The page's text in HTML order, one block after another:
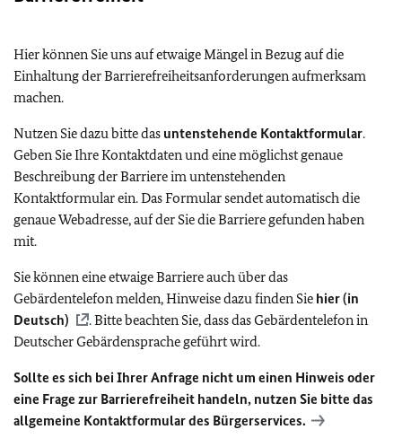
Hier können Sie uns auf etwaige Mängel in Bezug auf die
Einhaltung der Barrierefreiheitsanforderungen aufmerksam
machen.
Nutzen Sie dazu bitte das untenstehende Kontaktformular.
Geben Sie Ihre Kontaktdaten und eine möglichst genaue
Beschreibung der Barriere im untenstehenden
Kontaktformular ein. Das Formular sendet automatisch die
genaue Webadresse, auf der Sie die Barriere gefunden haben
mit.
Sie können eine etwaige Barriere auch über das
Gebärdentelefon melden, Hinweise dazu finden Sie hier (in
Deutsch)
. Bitte beachten Sie, dass das Gebärdentelefon in
Deutscher Gebärdensprache geführt wird.
Sollte es sich bei Ihrer Anfrage nicht um einen Hinweis oder
eine Frage zur Barrierefreiheit handeln, nutzen Sie bitte das
allgemeine Kontaktformular des Bürgerservices.